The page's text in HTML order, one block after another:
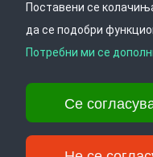
Врати се горе
Ул. Даме Груев 14, Катна
Тел: +389 2 3103 601 (641),
info@ippo.gov.mk
Поставени се
да се подобри
Потребни ми се
Се